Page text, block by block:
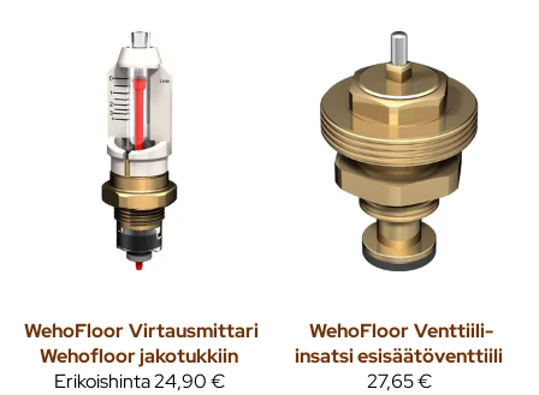
WehoFloor Virtausmittari
Wehofloor jakotukkiin
Erikoishinta24,90 €
WehoFloor Venttiili-
insatsi esisäätöventtiili
27,65 €